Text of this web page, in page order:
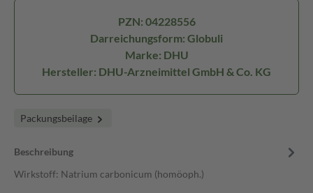
PZN: 04228556
Darreichungsform: Globuli
Marke: DHU
Hersteller: DHU-Arzneimittel GmbH & Co. KG
Packungsbeilage
Beschreibung
Wirkstoff: Natrium carbonicum (homöoph.)